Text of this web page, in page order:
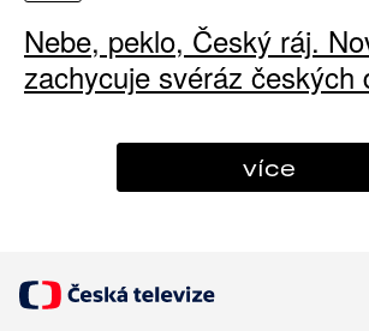
Nebe, peklo, Český ráj.
zachycuje svéráz českých
více